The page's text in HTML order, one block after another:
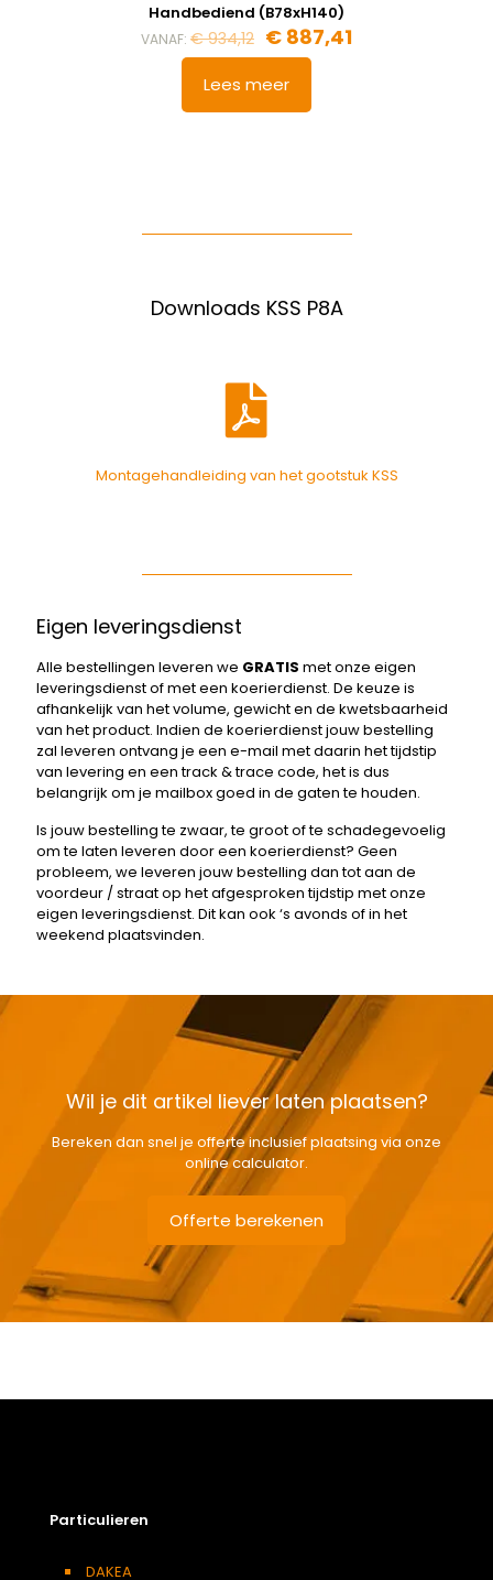
Handbediend (B78xH140)
VANAF: €934,12 € 887,41
Lees meer
Downloads KSS P8A
Montagehandleiding van het gootstuk KSS
Eigen leveringsdienst
Alle bestellingen leveren we GRATIS met onze eigen
leveringsdienst of met een koerierdienst. De keuze is
afhankelijk van het volume, gewicht en de kwetsbaarheid
van het product. Indien de koerierdienst jouw bestelling
zal leveren ontvang je een e-mail met daarin het tijdstip
van levering en een track & trace code, het is dus
belangrijk om je mailbox goed in de gaten te houden.
Is jouw bestelling te zwaar, te groot of te schadegevoelig
om te laten leveren door een koerierdienst? Geen
probleem, we leveren jouw bestelling dan tot aan de
voordeur / straat op het afgesproken tijdstip met onze
eigen leveringsdienst. Dit kan ook ‘s avonds of in het
weekend plaatsvinden.
Wil je dit artikel liever laten plaatsen?
Bereken dan snel je offerte inclusief plaatsing via onze
online calculator.
Offerte berekenen
Particulieren
DAKEA